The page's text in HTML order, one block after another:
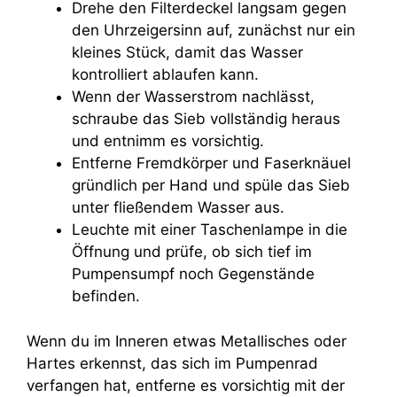
Drehe den Filterdeckel langsam gegen
den Uhrzeigersinn auf, zunächst nur ein
kleines Stück, damit das Wasser
kontrolliert ablaufen kann.
Wenn der Wasserstrom nachlässt,
schraube das Sieb vollständig heraus
und entnimm es vorsichtig.
Entferne Fremdkörper und Faserknäuel
gründlich per Hand und spüle das Sieb
unter fließendem Wasser aus.
Leuchte mit einer Taschenlampe in die
Öffnung und prüfe, ob sich tief im
Pumpensumpf noch Gegenstände
befinden.
Wenn du im Inneren etwas Metallisches oder
Hartes erkennst, das sich im Pumpenrad
verfangen hat, entferne es vorsichtig mit der